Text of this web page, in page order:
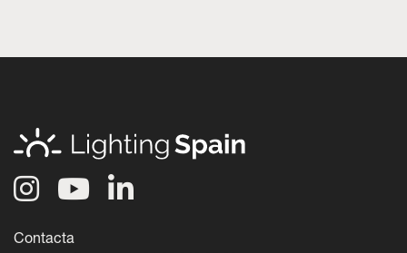
Contacta